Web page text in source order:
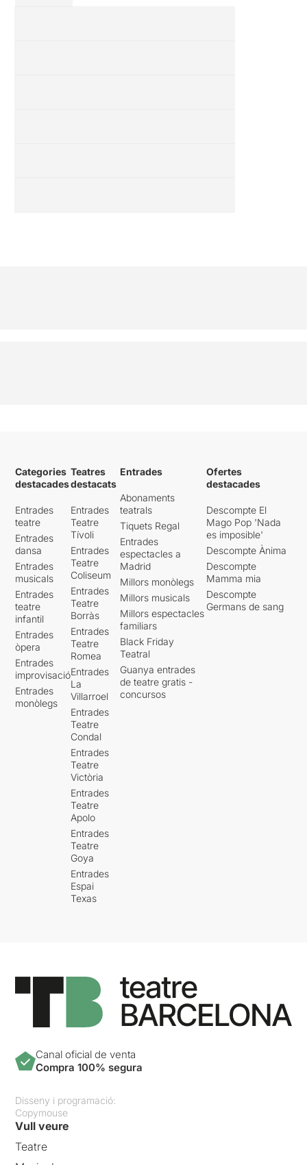
Categories
destacades
Entrades
teatre
Entrades
dansa
Entrades
musicals
Entrades
teatre
infantil
Entrades
òpera
Entrades
improvisació
Entrades
monòlegs
Teatres
destacats
Entrades
Teatre
Tívoli
Entrades
Teatre
Coliseum
Entrades
Teatre
Borràs
Entrades
Teatre
Romea
Entrades
La
Villarroel
Entrades
Teatre
Condal
Entrades
Teatre
Victòria
Entrades
Teatre
Apolo
Entrades
Teatre
Goya
Entrades
Espai
Texas
Entrades
Abonaments
teatrals
Tiquets Regal
Entrades
espectacles a
Madrid
Millors monòlegs
Millors musicals
Millors espectacles
familiars
Black Friday
Teatral
Guanya entrades
de teatre gratis -
concursos
Ofertes
destacades
Descompte El
Mago Pop 'Nada
es imposible'
Descompte Ànima
Descompte
Mamma mia
Descompte
Germans de sang
Canal oficial de venta
Compra 100% segura
Disseny i programació:
Copymouse
Vull veure
Teatre